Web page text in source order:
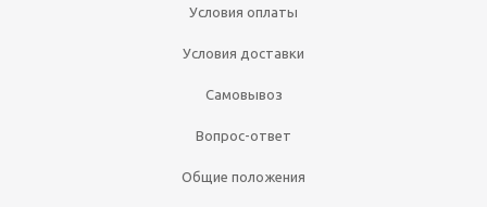
Условия оплаты
Условия доставки
Самовывоз
Вопрос-ответ
Общие положения